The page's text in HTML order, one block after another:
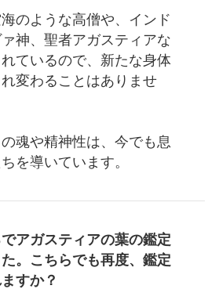
のような高僧や、インド
神、聖者アガスティアな
ているので、新たな身体
変わることはありませ
魂や精神性は、今でも息
を導いています。
アガスティアの葉の鑑定
。こちらでも再度、鑑定
すか？